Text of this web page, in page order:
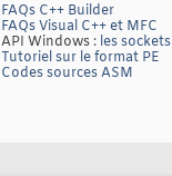
FAQs C++ Builder
FAQs Visual C++ et MFC
API Windows : les sockets
Tutoriel sur le format PE
Codes sources ASM